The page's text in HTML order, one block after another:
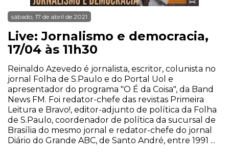
sábado, 17 de abril de 2021
Live: Jornalismo e democracia,
17/04 às 11h30
Reinaldo Azevedo é jornalista, escritor, colunista no
jornal Folha de S.Paulo e do Portal Uol e
apresentador do programa "O É da Coisa", da Band
News FM. Foi redator-chefe das revistas Primeira
Leitura e Bravo!, editor-adjunto de política da Folha
de S.Paulo, coordenador de política da sucursal de
Brasília do mesmo jornal e redator-chefe do jornal
Diário do Grande ABC, de Santo André, entre 1991 ...